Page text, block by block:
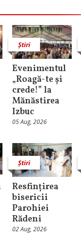
Știri
Evenimentul
„Roagă-te și
crede!” la
Mănăstirea
Izbuc
05 Aug, 2026
Știri
Resfințirea
bisericii
Parohiei
Rădeni
02 Aug, 2026